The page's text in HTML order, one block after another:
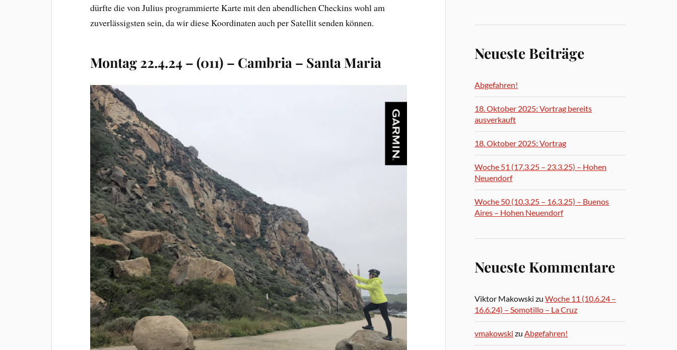
dürfte die von Julius programmierte Karte mit den abendlichen Checkins wohl am
zuverlässigsten sein, da wir diese Koordinaten auch per Satellit senden können.
Montag 22.4.24 – (011) – Cambria – Santa Maria Neueste Beiträge
Abgefahren!
18. Oktober 2025: Vortrag bereits
ausverkauft
18. Oktober 2025: Vortrag
Woche 51 (17.3.25 – 23.3.25) – Hohen
Neuendorf
Woche 50 (10.3.25 – 16.3.25) – Buenos
Aires – Hohen Neuendorf
Neueste Kommentare
Viktor Makowski zuWoche 11 (10.6.24 –
16.6.24) – Somotillo – La Cruz
vmakowski zuAbgefahren!